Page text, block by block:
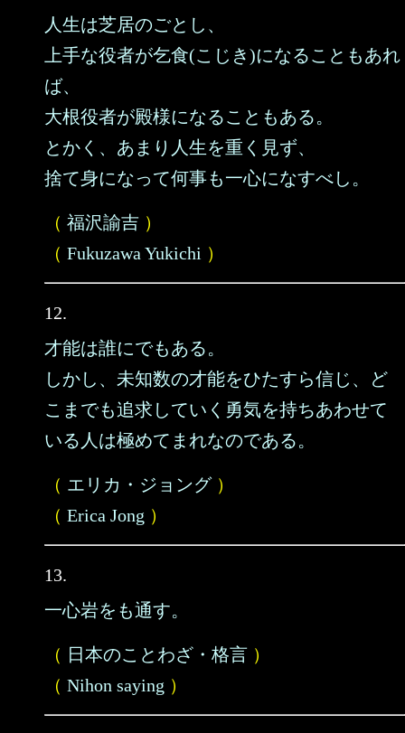
人生は芝居のごとし、
上手な役者が乞食(こじき)になることもあれ
ば、
大根役者が殿様になることもある。
とかく、あまり人生を重く見ず、
捨て身になって何事も一心になすべし。
（ 福沢諭吉 ）
（ Fukuzawa Yukichi ）
12.
才能は誰にでもある。
しかし、未知数の才能をひたすら信じ、ど
こまでも追求していく勇気を持ちあわせて
いる人は極めてまれなのである。
（ エリカ・ジョング）
（ Erica Jong ）
13.
一心岩をも通す。
（ 日本のことわざ・格言 ）
（ Nihon saying ）